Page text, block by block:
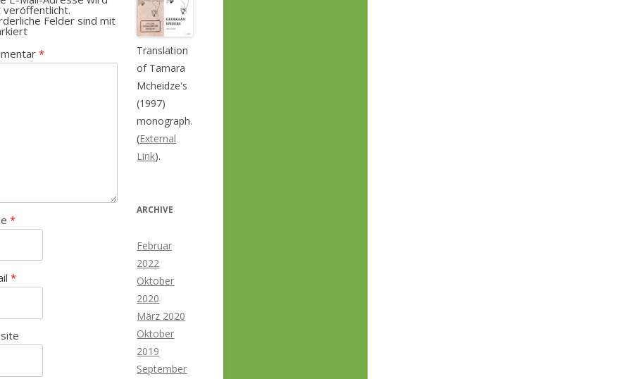
veröffentlicht.
Felder sind mit
*
*
*
Translation
of Tamara
Mcheidze's
(1997)
monograph.
(External
Link).
ARCHIVE
Februar
2022
Oktober
2020
März 2020
Oktober
2019
September